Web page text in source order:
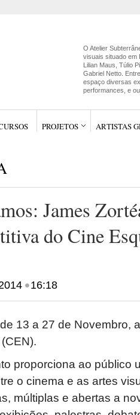
O Atelier
visuais situado em
Lilian Maus, Túlio
Gabriel Netto.
espaço diversas
performances, e
PROJETOS ARTISTAS
James
do Cine
•16:18
13 a 27 de Novembro,
proporciona ao público
o cinema e as artes
múltiplas e abertas a